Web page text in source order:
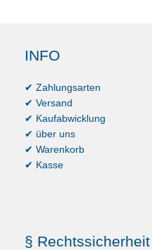
INFO
✔ Zahlungsarten
✔ Versand
✔ Kaufabwicklung
✔ über uns
✔ Warenkorb
✔ Kasse
§ Rechtssicherheit